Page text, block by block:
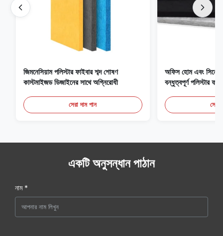
জিমনেসিয়াম পলিস্টার ফাইবার শব্দ শোষণ
কাস্টমাইজড ডিজাইনের সাথে অগ্নিরোধী
সেরা দাম পান
অফিস হোম এবং
বন্ধুত্বপূর্ণ পলিস্টার
সেরা
একটি অনুসন্ধান পাঠান
নাম *